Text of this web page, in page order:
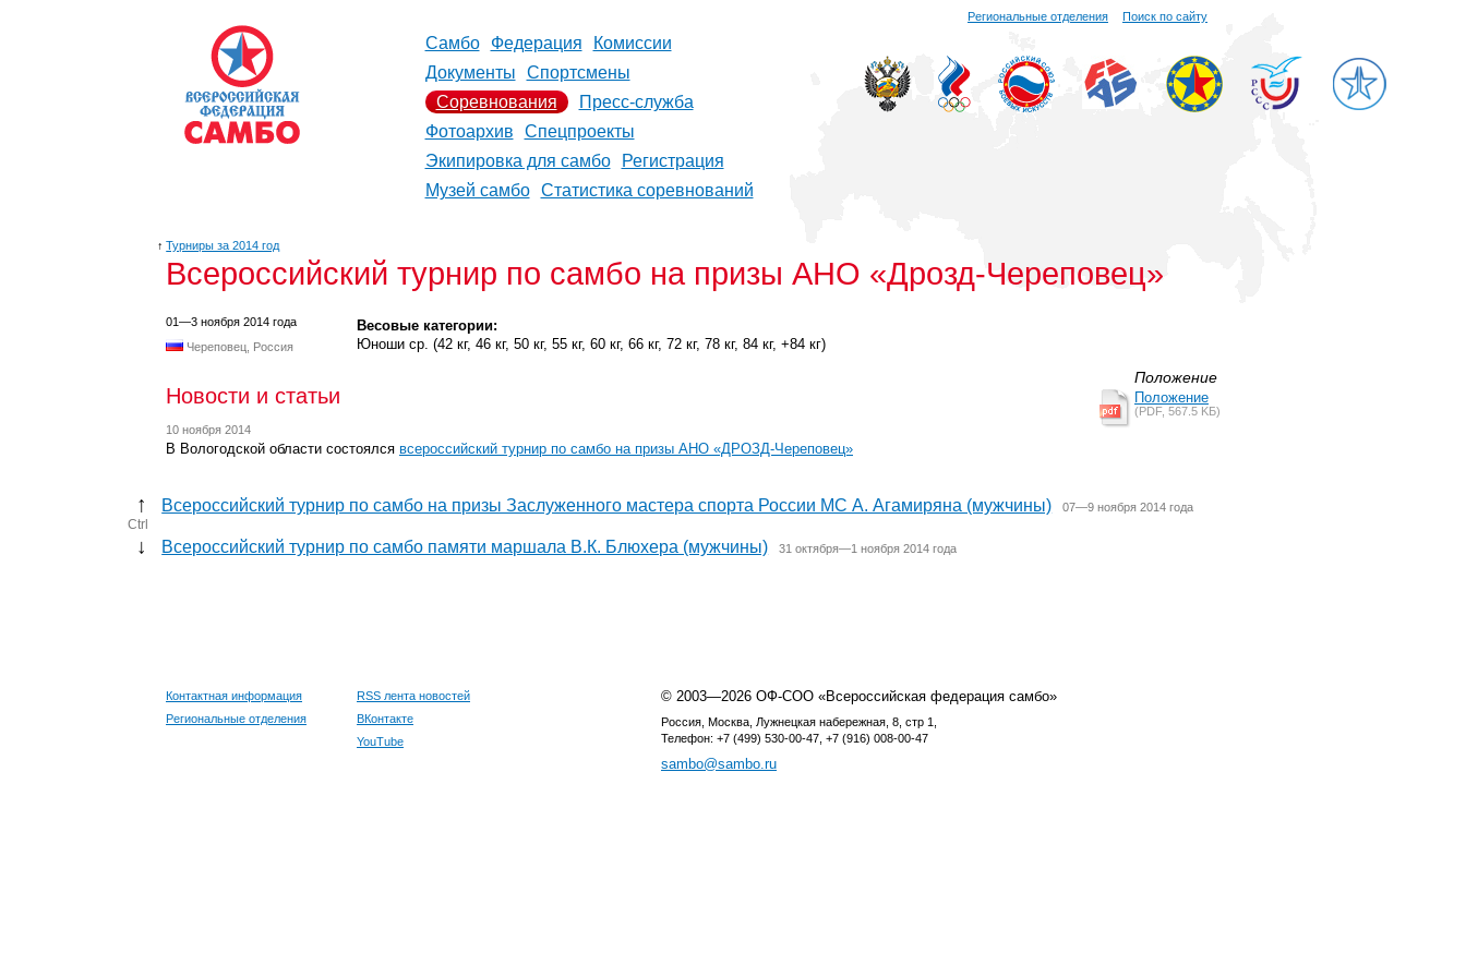
Региональные отделения Поиск по сайту
Самбо Федерация
Комиссии
Документы
Спортсмены
Соревнования
Пресс-служба
Фотоархив
Спецпроекты
Экипировка для самбо
Регистрация
Музей самбо
Статистика соревнований
↑ Турниры за 2014 год
Всероссийский турнир по самбо на призы АНО «Дрозд-Череповец»
01—3 ноября 2014 года
Череповец, Россия
Весовые категории:
Юноши ср. (42 кг, 46 кг, 50 кг, 55 кг, 60 кг, 66 кг, 72 кг, 78 кг, 84 кг, +84 кг)
Новости и статьи
10 ноября 2014
В Вологодской области состоялся всероссийский турнир по самбо на призы АНО «ДРОЗД-Череповец»
Положение
Положение
(PDF, 567.5 KБ)
↑ Всероссийский турнир по самбо на призы Заслуженного мастера спорта России МС А. Агамиряна (мужчины) 07—9 ноября 2014 года
Ctrl
↓ Всероссийский турнир по самбо памяти маршала В.К. Блюхера (мужчины) 31 октября—1 ноября 2014 года
Контактная информация
Региональные отделения
RSS лента новостей
ВКонтакте
YouTube
© 2003—2026 ОФ-СОО «Всероссийская федерация самбо»
Россия, Москва, Лужнецкая набережная, 8, стр 1,
Телефон: +7 (499) 530-00-47, +7 (916) 008-00-47
sambo@sambo.ru